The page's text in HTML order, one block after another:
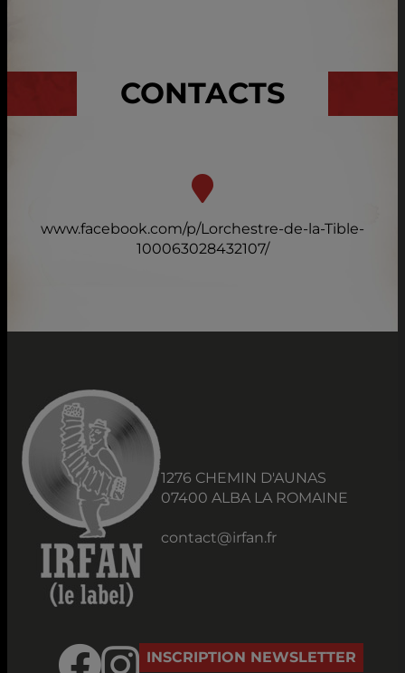
CONTACTS
www.facebook.com/p/Lorchestre-de-la-Tible-
100063028432107/
1276 CHEMIN D'AUNAS
07400 ALBA LA ROMAINE
contact@irfan.fr
INSCRIPTION NEWSLETTER